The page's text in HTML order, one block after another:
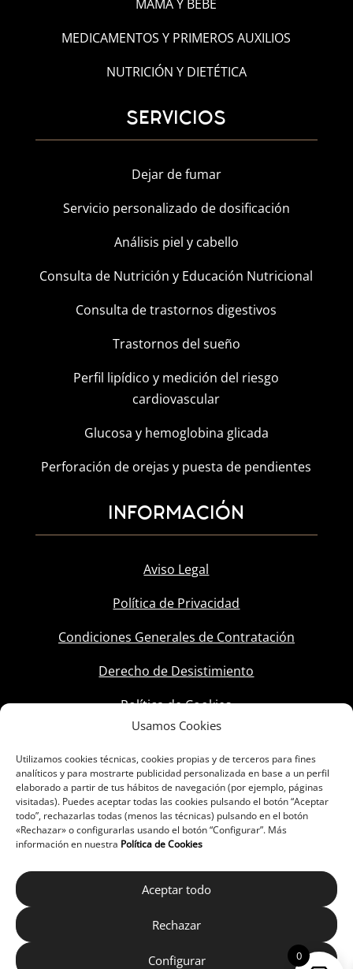
Usamos Cookies
Utilizamos cookies técnicas, cookies propias y de terceros para fines
analíticos y para mostrarte publicidad personalizada en base a un perfil
elaborado a partir de tus hábitos de navegación (por ejemplo, páginas
visitadas). Puedes aceptar todas las cookies pulsando el botón “Aceptar
todo”, rechazarlas todas (menos las técnicas) pulsando en el botón
«Rechazar» o configurarlas usando el botón “Configurar”. Más
información en nuestra Política de Cookies
Aceptar todo
Rechazar
Configurar
MAMÁ Y BEBÉ
MEDICAMENTOS Y PRIMEROS AUXILIOS
NUTRICIÓN Y DIETÉTICA
SERVICIOS
Dejar de fumar
Servicio personalizado de dosificación
Análisis piel y cabello
Consulta de Nutrición y Educación Nutricional
Consulta de trastornos digestivos
Trastornos del sueño
Perfil lipídico y medición del riesgo
cardiovascular
Glucosa y hemoglobina glicada
Perforación de orejas y puesta de pendientes
INFORMACIÓN
Aviso Legal
Política de Privacidad
Condiciones Generales de Contratación
Derecho de Desistimiento
Política de Cookies
0